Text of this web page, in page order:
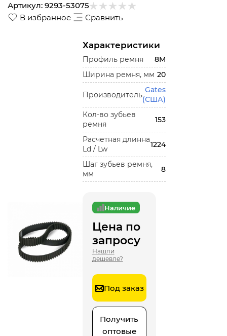
В избранное Сравнить
Артикул: 9293-53075
Характеристики
Профиль ремня
8M
Ширина ремня, мм 20
Производитель
Gates
(США)
Кол-во зубьев
ремня
153
Расчетная длинна
Ld / Lw
1224
Шаг зубьев ремня,
мм
8
Наличие
Цена по
запросу
Нашли
дешевле?
Под заказ
Получить
оптовые